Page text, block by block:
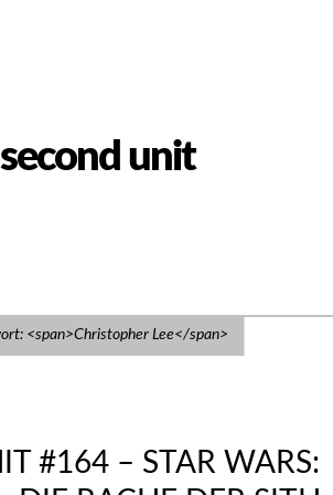
<span>Christopher Lee</span>
#164 – STAR WARS: